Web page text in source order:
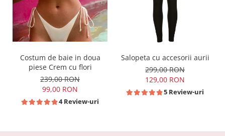
Costum de baie in doua
piese Crem cu flori
239,00 RON
99,00 RON
4 Review-uri
Salopeta cu accesorii aurii
299,00 RON
129,00 RON
5 Review-uri